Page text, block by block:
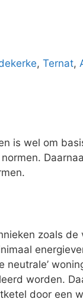
, Ternat,
is wel om
zoals
neutrale’
worden.
door een